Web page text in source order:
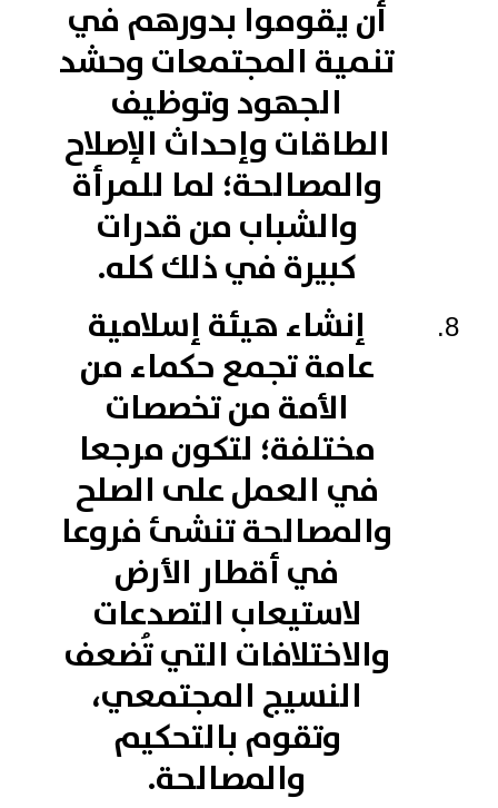
أن يقوموا بدورهم في
تنمية المجتمعات وحشد
الجهود وتوظيف
الطاقات وإحداث الإصلاح
والمصالحة؛ لما للمرأة
والشباب من قدرات
كبيرة في ذلك كله.
إنشاء هيئة إسلامية
عامة تجمع حكماء من
الأمة من تخصصات
مختلفة؛ لتكون مرجعا
في العمل على الصلح
والمصالحة تنشئ فروعا
في أقطار الأرض
لاستيعاب التصدعات
والاختلافات التي تُضعف
النسيج المجتمعي،
وتقوم بالتحكيم
والمصالحة.